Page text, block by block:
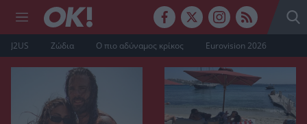
J2US Ζώδια Ο πιο αδύναμος κρίκος Eurovision 2026